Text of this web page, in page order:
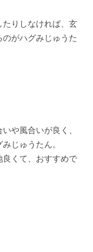
りしなければ、玄
がハグみじゅうた
や風合いが良く、
じゅうたん。
くて、おすすめで